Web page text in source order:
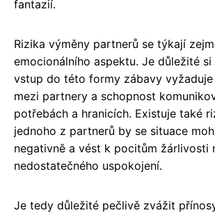
fantazií.
Rizika výměny partnerů se týkají
emocionálního aspektu. Je důležité
vstup do této formy zábavy vyžaduje
mezi partnery a schopnost
potřebách a hranicích. Existuje také
jednoho z partnerů by se situace
negativně a vést k pocitům žárlivosti
nedostatečného uspokojení.
Je tedy důležité pečlivě zvážit